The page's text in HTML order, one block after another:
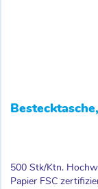
500 Stk/Ktn.
Papier FSC